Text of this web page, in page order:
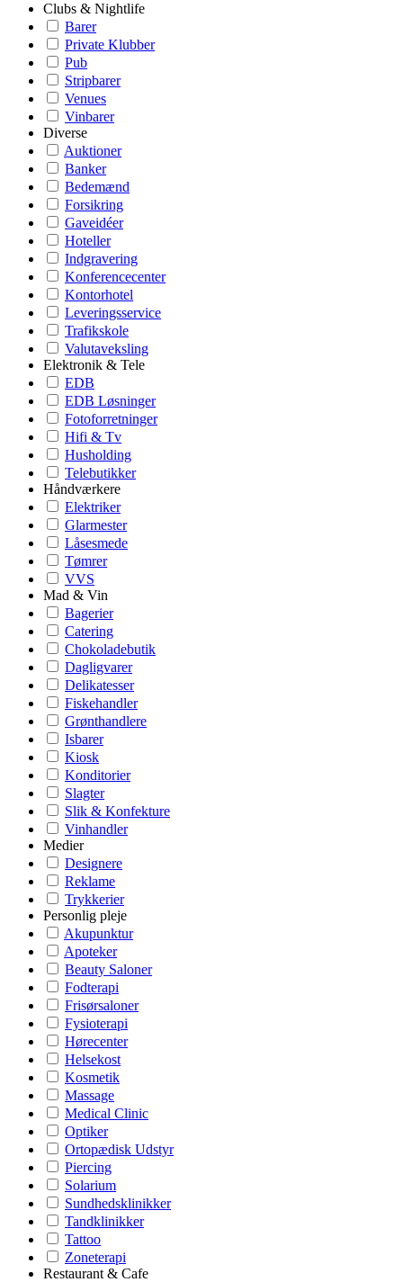
Clubs & Nightlife
Barer
Private Klubber
Pub
Stripbarer
Venues
Vinbarer
Diverse
Auktioner
Banker
Bedemænd
Forsikring
Gaveidéer
Hoteller
Indgravering
Konferencecenter
Kontorhotel
Leveringsservice
Trafikskole
Valutaveksling
Elektronik & Tele
EDB
EDB Løsninger
Fotoforretninger
Hifi & Tv
Husholding
Telebutikker
Håndværkere
Elektriker
Glarmester
Låsesmede
Tømrer
VVS
Mad & Vin
Bagerier
Catering
Chokoladebutik
Dagligvarer
Delikatesser
Fiskehandler
Grønthandlere
Isbarer
Kiosk
Konditorier
Slagter
Slik & Konfekture
Vinhandler
Medier
Designere
Reklame
Trykkerier
Personlig pleje
Akupunktur
Apoteker
Beauty Saloner
Fodterapi
Frisørsaloner
Fysioterapi
Hørecenter
Helsekost
Kosmetik
Massage
Medical Clinic
Optiker
Ortopædisk Udstyr
Piercing
Solarium
Sundhedsklinikker
Tandklinikker
Tattoo
Zoneterapi
Restaurant & Cafe